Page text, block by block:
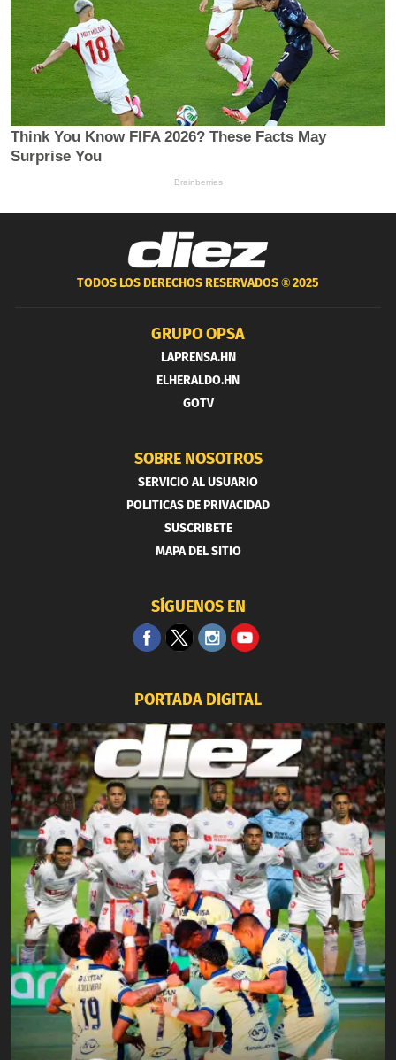
TODOS LOS DERECHOS RESERVADOS ®2025
GRUPO OPSA
LAPRENSA.HN
ELHERALDO.HN
GOTV
SOBRE NOSOTROS
SERVICIO AL USUARIO
POLITICAS DE PRIVACIDAD
SUSCRIBETE
MAPA DEL SITIO
SÍGUENOS EN
PORTADA DIGITAL